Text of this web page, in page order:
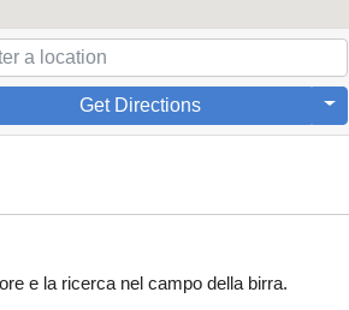
Get Directions
e la ricerca nel campo della birra.